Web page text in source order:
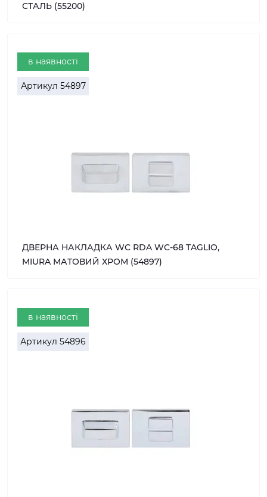
СТАЛЬ (55200)
в наявності
Артикул 54897
ДВЕРНА НАКЛАДКА WC RDA WC-68 TAGLIO,
MIURA МАТОВИЙ ХРОМ (54897)
в наявності
Артикул 54896